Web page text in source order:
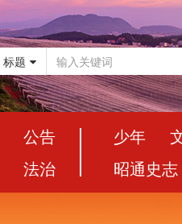
标题
公告
法治
少年
昭通史志